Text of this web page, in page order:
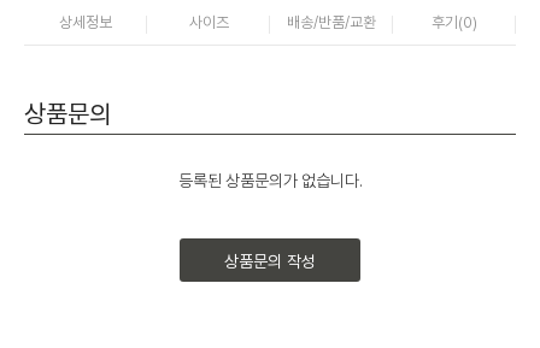
상세정보 사이즈 배송/반품/교환 후기(0)
상품문의
등록된 상품문의가 없습니다.
상품문의 작성